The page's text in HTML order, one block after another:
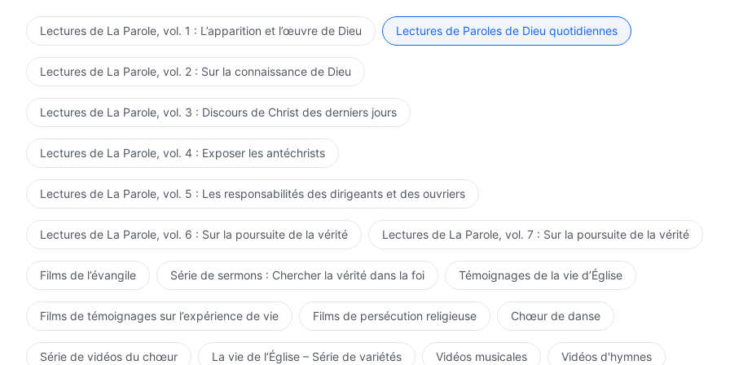
perfectionner de telles gens ? Lorsque les gens ne parviennent pas à faire leur devoir, ils devraient se sentir
coupables et redevables ; ils devraient avoir honte de leur faiblesse et de leur inutilité, de leur rébellion et de
leur corruption et, plus encore, ils devraient donner leur vie à Dieu. C'est alors seulement qu'ils deviennent des
êtres créés qui aiment vraiment Dieu et seuls des hommes de ce genre sont dignes de jouir des bénédictions
et des promesses de Dieu et d'être perfectionnés par Dieu. Qu'en est-il de la majorité d'entre vous ? Comment
traitez-vous le Dieu qui vit parmi vous ? Comment avez-vous accompli votre devoir devant Lui ? Avez-vous
fait tout ce que vous étiez supposés faire, même aux dépens de votre vie ? Qu'avez-vous sacrifié ? N'avez-
vous pas reçu beaucoup de Moi ? Pouvez-vous discerner ? À quel degré M'êtes-vous fidèles ? Comment
M'avez-vous servi ? Et qu'en est-il de tout ce que Je vous ai accordé et de tout ce que J'ai fait pour vous ?
Avez-vous pris la mesure de tout cela ? L'avez-vous tous jugé et comparé avec le peu de conscience que
vous avez en vous ? De qui vos paroles et vos actions pourraient-elles être dignes ? Se pourrait-il que ce
minuscule sacrifice de votre part soit à la hauteur de tout ce que Je vous ai accordé ? Je n'ai pas d'autre
choix et Je me suis consacré à vous sans réserve, pourtant vos intentions à Mon égard sont méchantes et
vous êtes peu enthousiastes à Mon sujet. Telle est l'étendue de votre devoir, votre seule fonction. N'est-ce pas
le cas ? Ne savez-vous pas que vous avez échoué totalement à l'accomplissement de votre devoir d'êtres
créés ? Comment pouvez-vous être considérés comme des êtres créés ? Ne savez-vous pas clairement ce
que vous exprimez et vivez ? Vous avez manqué à votre devoir, mais vous cherchez à obtenir la tolérance et
Lectures de La Parole, vol. 1 : L’apparition et l’œuvre de Dieu Lectures de Paroles de Dieu quotidiennes
Lectures de La Parole, vol. 2 : Sur la connaissance de Dieu
Lectures de La Parole, vol. 3 : Discours de Christ des derniers jours
Lectures de La Parole, vol. 4 : Exposer les antéchrists
Lectures de La Parole, vol. 5 : Les responsabilités des dirigeants et des ouvriers
Lectures de La Parole, vol. 6 : Sur la poursuite de la vérité Lectures de La Parole, vol. 7 : Sur la poursuite de la vérité
Films de l’évangile Série de sermons : Chercher la vérité dans la foi Témoignages de la vie d’Église
Films de témoignages sur l’expérience de vie Films de persécution religieuse Chœur de danse
Série de vidéos du chœur La vie de l’Église – Série de variétés Vidéos musicales Vidéos d'hymnes